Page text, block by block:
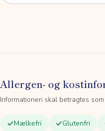
Allergen- og
Informationen skal betragtes
Mælkefri Glutenfri